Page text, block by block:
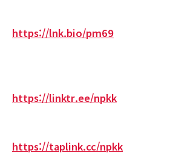
https://lnk.bio/pm69
https://linktr.ee/npkk
https://taplink.cc/npkk